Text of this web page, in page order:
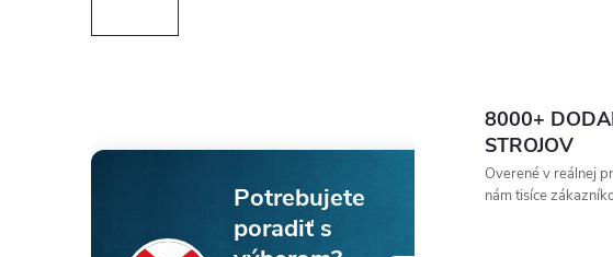
Potrebujete
poradiť s
8000+
STROJOV
Overené v reálnej
nám tisíce